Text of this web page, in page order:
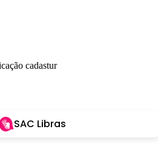
SAC Libras